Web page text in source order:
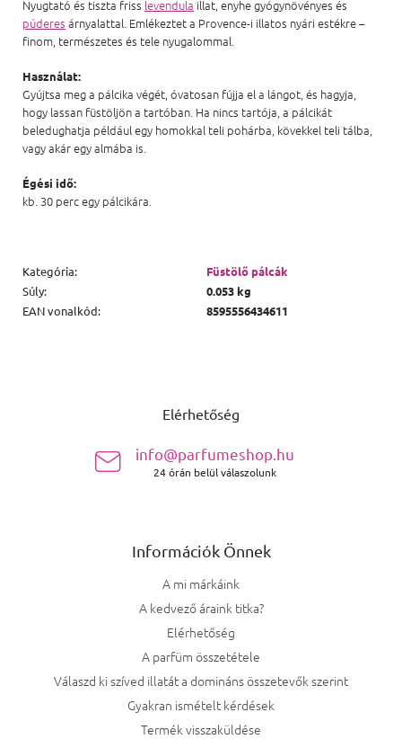
Nyugtató és tiszta friss levendula illat, enyhe gyógynövényes és
púderes árnyalattal. Emlékeztet a Provence-i illatos nyári estékre –
finom, természetes és tele nyugalommal.
Használat:
Gyújtsa meg a pálcika végét, óvatosan fújja el a lángot, és hagyja,
hogy lassan füstöljön a tartóban. Ha nincs tartója, a pálcikát
beledughatja például egy homokkal teli pohárba, kövekkel teli tálba,
vagy akár egy almába is.
Égési idő:
kb. 30 perc egy pálcikára.
Kategória:
Füstölő pálcák
Súly:
0.053 kg
EAN vonalkód: 8595556434611
Elérhetőség
info@parfumeshop.hu
24 órán belül válaszolunk
Információk Önnek
A mi márkáink
A kedvező áraink titka?
Elérhetőség
A parfüm összetétele
Válaszd ki szíved illatát a domináns összetevők szerint
Gyakran ismételt kérdések
Termék visszaküldése